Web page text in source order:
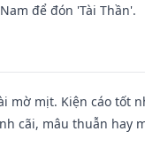
để đón 'Tài Thần'.
mờ mịt. Kiện cáo tốt
cãi, mâu thuẫn hay